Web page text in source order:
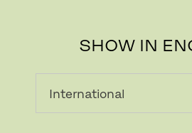
SHOW IN
ALLE